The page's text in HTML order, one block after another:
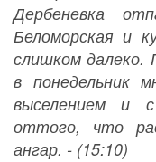
Дербеневка
Беломорская и
слишком далеко.
в понедельник
выселением и
оттого, что
ангар. - (15:10)